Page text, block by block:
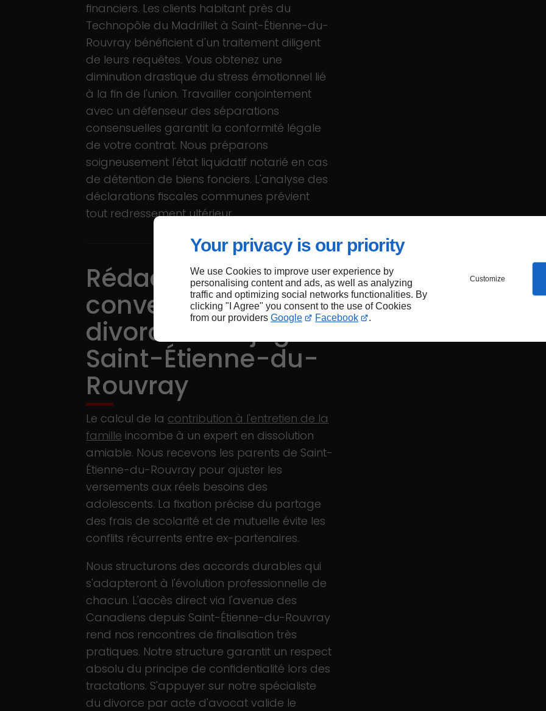
Your privacy is our priority
We use Cookies to improve user experience by
personalising content and ads, as well as analyzing
traffic and optimizing social networks functionalities. By
clicking "I Agree" you consent to the use of Cookies
from our providers Google Facebook .
Customize
financiers. Les clients habitant près du
Technopôle du Madrillet à Saint-Étienne-du-
Rouvray bénéficient d'un traitement diligent
de leurs requêtes. Vous obtenez une
diminution drastique du stress émotionnel lié
à la fin de l'union. Travailler conjointement
avec un défenseur des séparations
consensuelles garantit la conformité légale
de votre contrat. Nous préparons
soigneusement l'état liquidatif notarié en cas
de détention de biens fonciers. L'analyse des
déclarations fiscales communes prévient
tout redressement ultérieur.
Rédaction de la
convention de
divorce sans juge à
Saint-Étienne-du-
Rouvray
Le calcul de la contribution à l'entretien de la
famille incombe à un expert en dissolution
amiable. Nous recevons les parents de Saint-
Étienne-du-Rouvray pour ajuster les
versements aux réels besoins des
adolescents. La fixation précise du partage
des frais de scolarité et de mutuelle évite les
conflits récurrents entre ex-partenaires.
Nous structurons des accords durables qui
s'adapteront à l'évolution professionnelle de
chacun. L'accès direct via l'avenue des
Canadiens depuis Saint-Étienne-du-Rouvray
rend nos rencontres de finalisation très
pratiques. Notre structure garantit un respect
absolu du principe de confidentialité lors des
tractations. S'appuyer sur notre spécialiste
du divorce par acte d'avocat valide le